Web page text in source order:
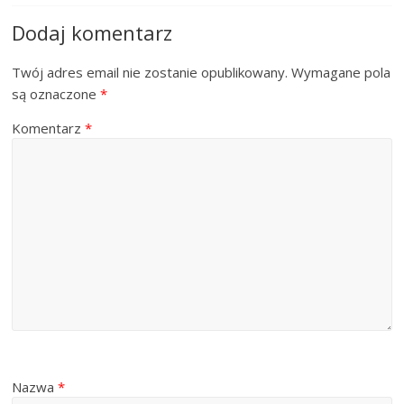
Dodaj komentarz
Twój adres email nie zostanie opublikowany. Wymagane pola
są oznaczone*
Komentarz*
Nazwa*